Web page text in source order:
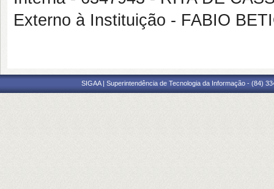
Externo à Instituição - FABIO
SIGAA | Superintendência de Tecnologia da Informação - (84)